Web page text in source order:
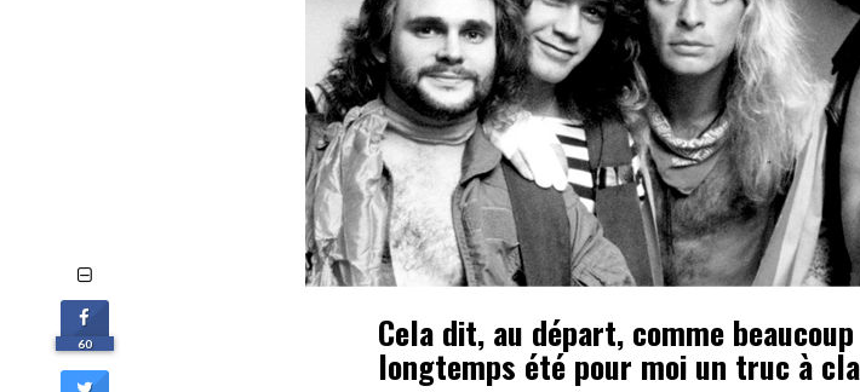
Cela dit, au départ, comme
longtemps été pour moi un truc à
60